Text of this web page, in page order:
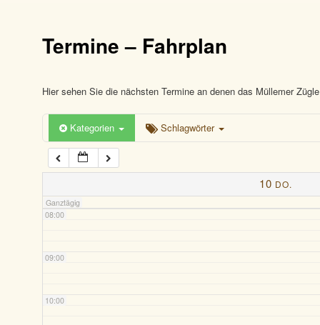
Termine – Fahrplan
Hier sehen Sie die nächsten Termine an denen das Müllemer
Kategorien Schlagwörter
10 DO.
Ganztägig
04:00
05:00
06:00
07:00
08:00
09:00
10:00